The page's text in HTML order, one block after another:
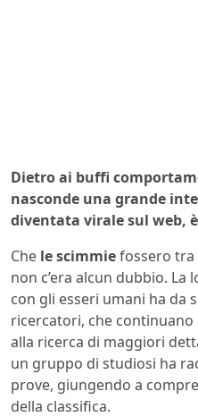
Dietro ai buffi
nasconde una grande
diventata virale sul web,
Che le scimmiefossero tra
non c’era alcun dubbio.
con gli esseri umani ha da
ricercatori, che
alla ricerca di maggiori
un gruppo di studiosi ha
prove, giungendo a
della classifica.